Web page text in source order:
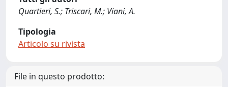
Quartieri, S.; Triscari, M.; Viani, A.
Tipologia
Articolo su rivista
File in questo prodotto: